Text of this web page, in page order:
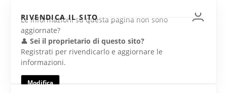
RIVENDICA IL SITO
Le informazioni su questa pagina non sono
aggiornate?
👤 Sei il proprietario di questo sito?
Registrati per rivendicarlo e aggiornare le
informazioni.
Modifica